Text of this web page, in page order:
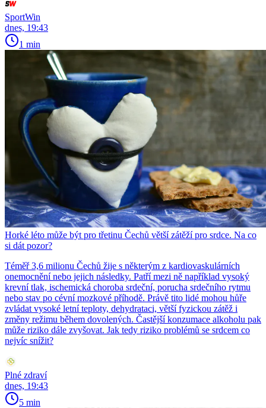
SportWin
dnes, 19:43
1 min
Horké léto může být pro třetinu Čechů větší zátěží pro srdce. Na co
si dát pozor?
Téměř 3,6 milionu Čechů žije s některým z kardiovaskulárních
onemocnění nebo jejich následky. Patří mezi ně například vysoký
krevní tlak, ischemická choroba srdeční, porucha srdečního rytmu
nebo stav po cévní mozkové příhodě. Právě tito lidé mohou hůře
zvládat vysoké letní teploty, dehydrataci, větší fyzickou zátěž i
změny režimu během dovolených. Častější konzumace alkoholu pak
může riziko dále zvyšovat. Jak tedy riziko problémů se srdcem co
nejvíc snížit?
Plné zdraví
dnes, 19:43
5 min